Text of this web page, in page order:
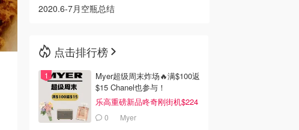
2020.6-7月空瓶总结
点击排行榜
Myer超级周末炸场🔥满$100返
$15 Chanel也参与！
乐高重磅新品咚奇刚街机$224
0 Myer